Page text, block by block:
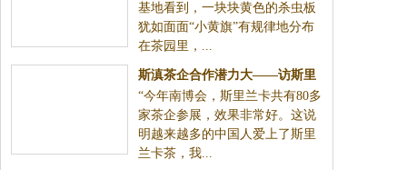
基地看到，一块块黄色的杀虫板
犹如面面“小黄旗”有规律地分布
在茶园里，...
斯滇茶企合作潜力大——访斯里
兰卡茶叶局主席斯里坎塔
“今年南博会，斯里兰卡共有80多
家茶企参展，效果非常好。这说
明越来越多的中国人爱上了斯里
兰卡茶，我...